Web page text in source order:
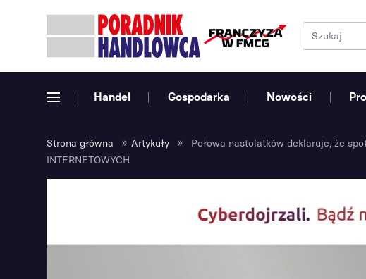
Handel Gospodarka Nowości
Strona główna » Artykuły »
Połowa nastolatków deklaruje, że
INTERNETOWYCH